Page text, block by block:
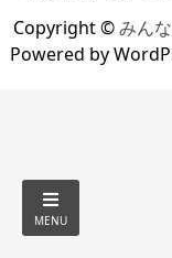
Copyright ©みん
Powered by
MENU